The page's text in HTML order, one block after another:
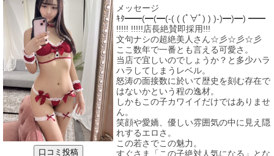
メッセージ
ｷﾀ━━(━(━(-( ( (ﾟ∀ﾟ) ) )-)━)━) ━━
!!!!! !!!!!店長絶賛即採用!!!
文句ナシの超絶美人さん☆彡☆彡☆彡
ここ数年で一番とも言える可愛さ。
当店で宜しいのでしょうか？と多少ハラ
ハラしてしまうレベル。
怒涛の面接数に於いて歴史を刻む存在で
はないかという程の逸材。
しかもこの子カワイイだけではありませ
ん。
笑顔や愛嬌、優しい雰囲気の中に見え隠
れするエロさ。
この若さでこの魅力。
すぐさま「この子絶対人気になる」とな